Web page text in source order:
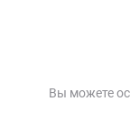
Вы можете